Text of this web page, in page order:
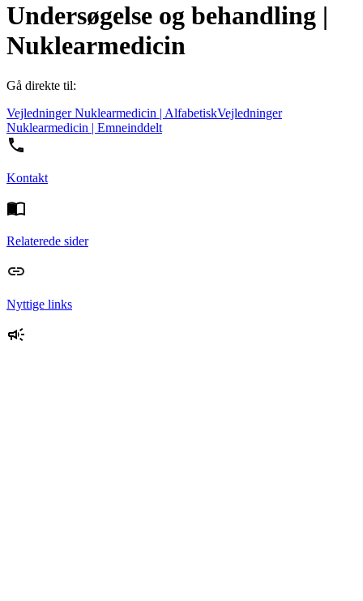
Undersøgelse og behandling |
Nuklearmedicin
Gå direkte til:
Vejledninger Nuklearmedicin | AlfabetiskVejledninger
Nuklearmedicin | Emneinddelt
Kontakt
Relaterede sider
Nyttige links